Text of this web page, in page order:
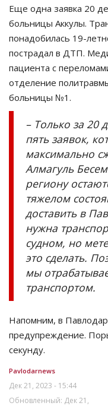
Еще одна заявка 20
больницы Аккулы.
понадобилась 19-
пострадал в ДТП.
пациента с
отделение
больницы №1.
– Только за 20
пять заявок,
максимально
Алмагуль
региону
тяжелом
доставить в
нужна
судном, но
это сделать.
мы
транспортом.
Напомним, в
предупреждение.
секунду.
Pavlodarnews
Дек 21, 2023 - 15:44
Обновленный: Дек 21,